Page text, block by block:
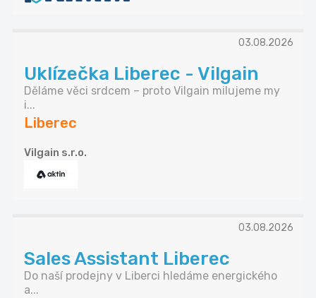
03.08.2026
Uklízečka Liberec - Vilgain
Děláme věci srdcem – proto Vilgain milujeme my
i...
Liberec
Vilgain s.r.o.
03.08.2026
Sales Assistant Liberec
Do naší prodejny v Liberci hledáme energického
a...